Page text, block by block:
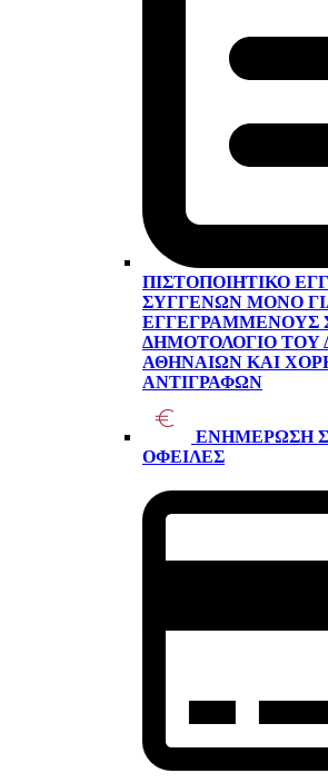
ΠΙΣΤΟΠΟΙΗΤΙΚΌ
ΣΥΓΓΕΝΏΝ ΜΌΝΟ
ΕΓΓΕΓΡΑΜΜΈΝΟΥΣ
ΔΗΜΟΤΟΛΌΓΙΟ ΤΟΥ
ΑΘΗΝΑΊΩΝ ΚΑΙ
ΑΝΤΙΓΡΆΦΩΝ
ΕΝΗΜΈΡΩΣΗ
ΟΦΕΙΛΈΣ